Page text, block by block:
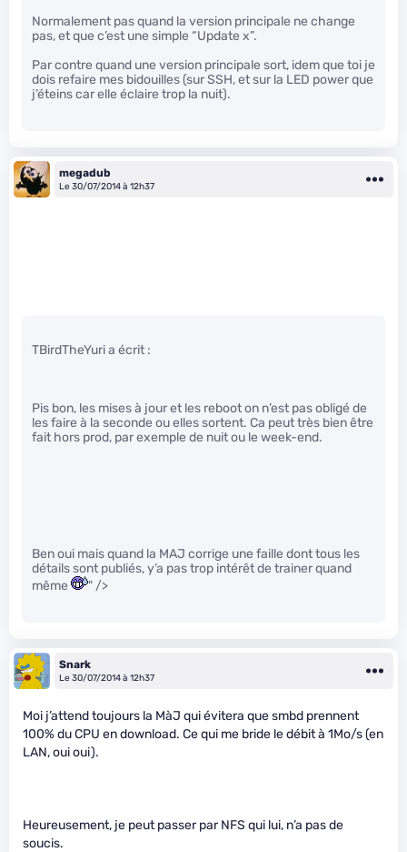
Normalement pas quand la version principale ne change
pas, et que c’est une simple “Update x”.
Par contre quand une version principale sort, idem que toi je
dois refaire mes bidouilles (sur SSH, et sur la LED power que
j’éteins car elle éclaire trop la nuit).
megadub
Le 30/07/2014 à 12h37
TBirdTheYuri a écrit :
Pis bon, les mises à jour et les reboot on n’est pas obligé de
les faire à la seconde ou elles sortent. Ca peut très bien être
fait hors prod, par exemple de nuit ou le week-end.
Ben oui mais quand la MAJ corrige une faille dont tous les
détails sont publiés, y’a pas trop intérêt de trainer quand
même
" />
Snark
Le 30/07/2014 à 12h37
Moi j’attend toujours la MàJ qui évitera que smbd prennent
100% du CPU en download. Ce qui me bride le débit à 1Mo/s (en
LAN, oui oui).
Heureusement, je peut passer par NFS qui lui, n’a pas de
soucis.